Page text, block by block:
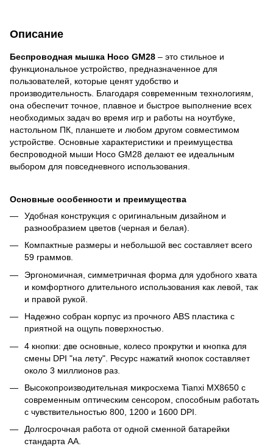
Описание
Беспроводная мышка Hoco GM28 – это стильное и
функциональное устройство, предназначенное для
пользователей, которые ценят удобство и
производительность. Благодаря современным технологиям,
она обеспечит точное, плавное и быстрое выполнение всех
необходимых задач во время игр и работы на ноутбуке,
настольном ПК, планшете и любом другом совместимом
устройстве. Основные характеристики и преимущества
беспроводной мыши Hoco GM28 делают ее идеальным
выбором для повседневного использования.
Основные особенности и преимущества
Удобная конструкция с оригинальным дизайном и
разнообразием цветов (черная и белая).
Компактные размеры и небольшой вес составляет всего
59 граммов.
Эргономичная, симметричная форма для удобного хвата
и комфортного длительного использования как левой, так
и правой рукой.
Надежно собран корпус из прочного ABS пластика с
приятной на ощупь поверхностью.
4 кнопки: две основные, колесо прокрутки и кнопка для
смены DPI "на лету". Ресурс нажатий кнопок составляет
около 3 миллионов раз.
Высокопроизводительная микросхема Tianxi MX8650 с
современным оптическим сенсором, способным работать
с чувствительностью 800, 1200 и 1600 DPI.
Долгосрочная работа от одной сменной батарейки
стандарта AA.